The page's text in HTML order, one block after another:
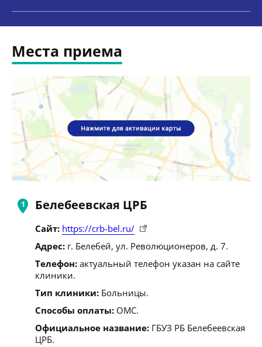
Места приема
Белебеевская ЦРБ
Сайт: https://crb-bel.ru/
Адрес: г. Белебей, ул. Революционеров, д. 7.
Телефон: актуальный телефон указан на сайте
клиники.
Тип клиники: Больницы.
Способы оплаты: ОМС.
Официальное название: ГБУЗ РБ Белебеевская
ЦРБ.